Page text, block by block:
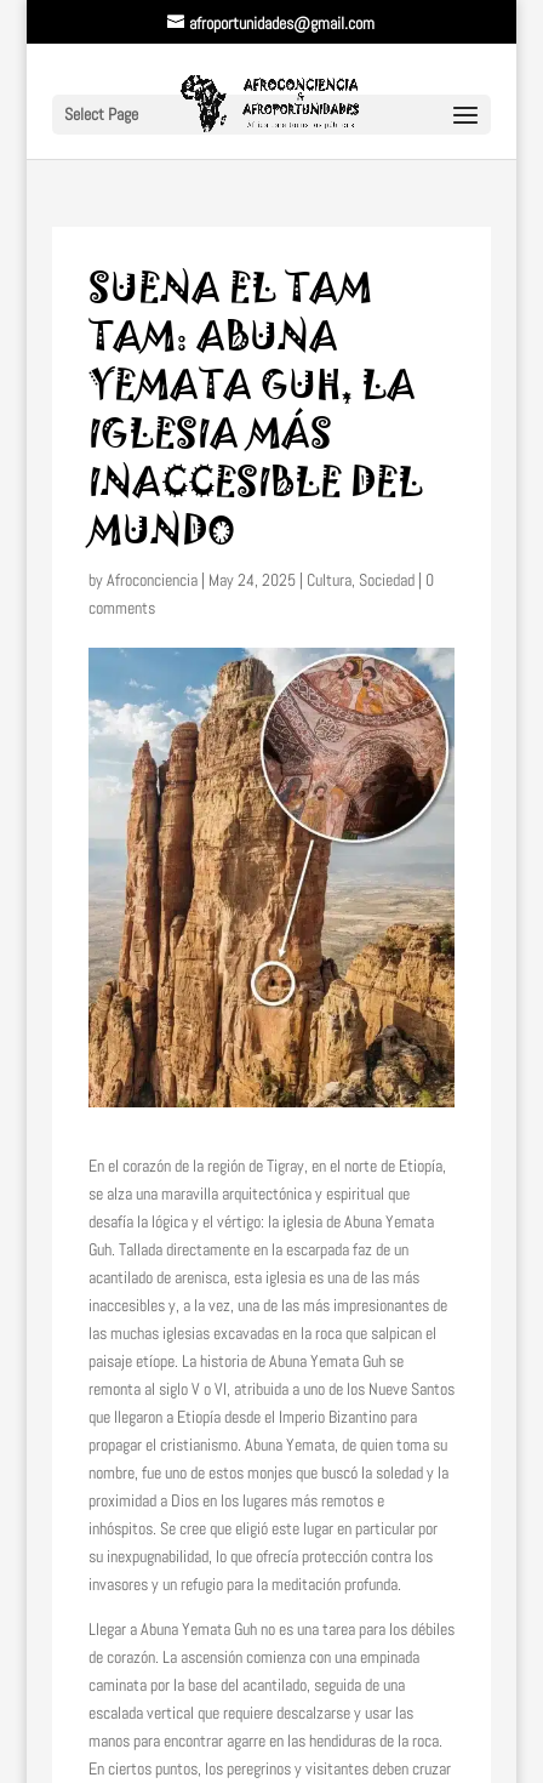
afroportunidades@gmail.com
Select Page
SUENA EL TAM
TAM: ABUNA
YEMATA GUH, LA
IGLESIA MÁS
INACCESIBLE DEL
MUNDO
byAfroconciencia| May 24, 2025| Cultura, Sociedad| 0
comments
En el corazón de la región de Tigray, en el norte de Etiopía,
se alza una maravilla arquitectónica y espiritual que
desafía la lógica y el vértigo: la iglesia de Abuna Yemata
Guh. Tallada directamente en la escarpada faz de un
acantilado de arenisca, esta iglesia es una de las más
inaccesibles y, a la vez, una de las más impresionantes de
las muchas iglesias excavadas en la roca que salpican el
paisaje etíope. La historia de Abuna Yemata Guh se
remonta al siglo V o VI, atribuida a uno de los Nueve Santos
que llegaron a Etiopía desde el Imperio Bizantino para
propagar el cristianismo. Abuna Yemata, de quien toma su
nombre, fue uno de estos monjes que buscó la soledad y la
proximidad a Dios en los lugares más remotos e
inhóspitos. Se cree que eligió este lugar en particular por
su inexpugnabilidad, lo que ofrecía protección contra los
invasores y un refugio para la meditación profunda.
Llegar a Abuna Yemata Guh no es una tarea para los débiles
de corazón. La ascensión comienza con una empinada
caminata por la base del acantilado, seguida de una
escalada vertical que requiere descalzarse y usar las
manos para encontrar agarre en las hendiduras de la roca.
En ciertos puntos, los peregrinos y visitantes deben cruzar